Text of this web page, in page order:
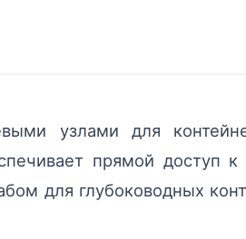
узлами для
прямой доступ к
для глубоководных